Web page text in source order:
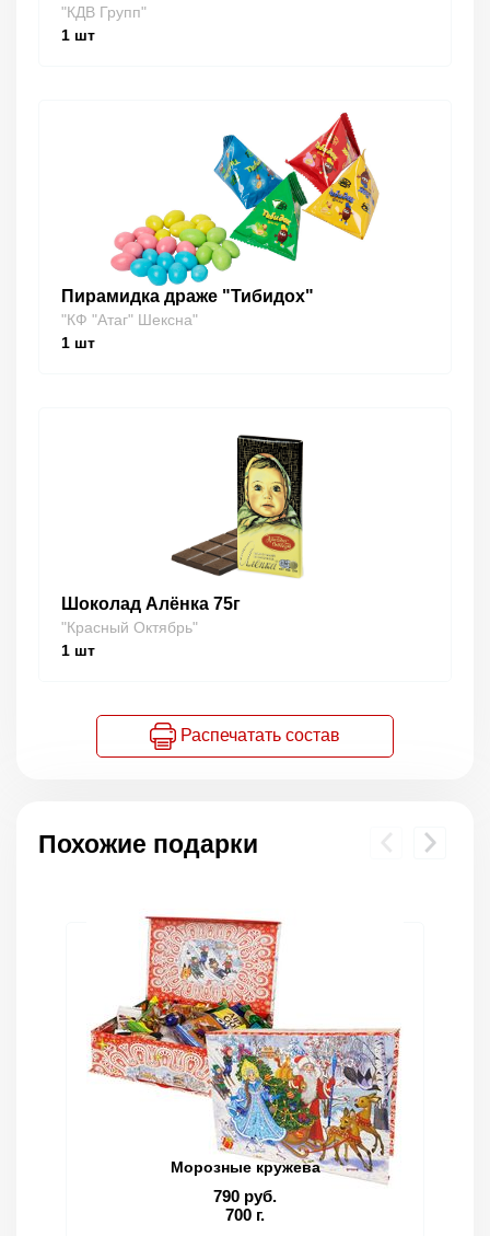
"КДВ Групп"
1 шт
Пирамидка драже "Тибидох"
"КФ "Атаг" Шексна"
1 шт
Шоколад Алёнка 75г
"Красный Октябрь"
1 шт
Распечатать состав
Похожие подарки
Морозные кружева
790 руб.
700 г.